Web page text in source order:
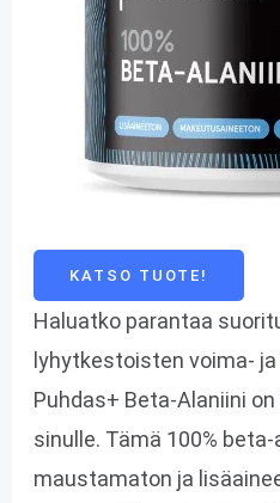
KATSO TUOTE!
Haluatko parantaa
lyhytkestoisten voima-
Puhdas+ Beta-Alaniini
sinulle. Tämä 100%
maustamaton ja